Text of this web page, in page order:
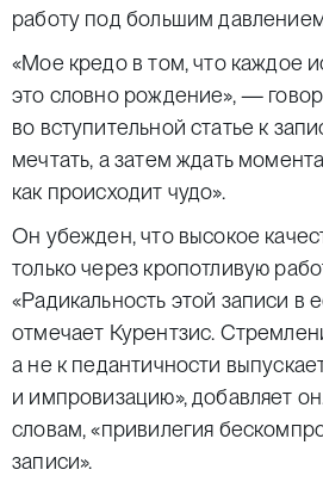
работу под большим
«Мое кредо в том, что каждое
это словно рождение», —
во вступительной статье к
мечтать, а затем ждать
как происходит чудо».
Он убежден, что высокое
только через кропотливую
«Радикальность этой записи в
отмечает Курентзис.
а не к педантичности
и импровизацию», добавляет
словам, «привилегия
записи».